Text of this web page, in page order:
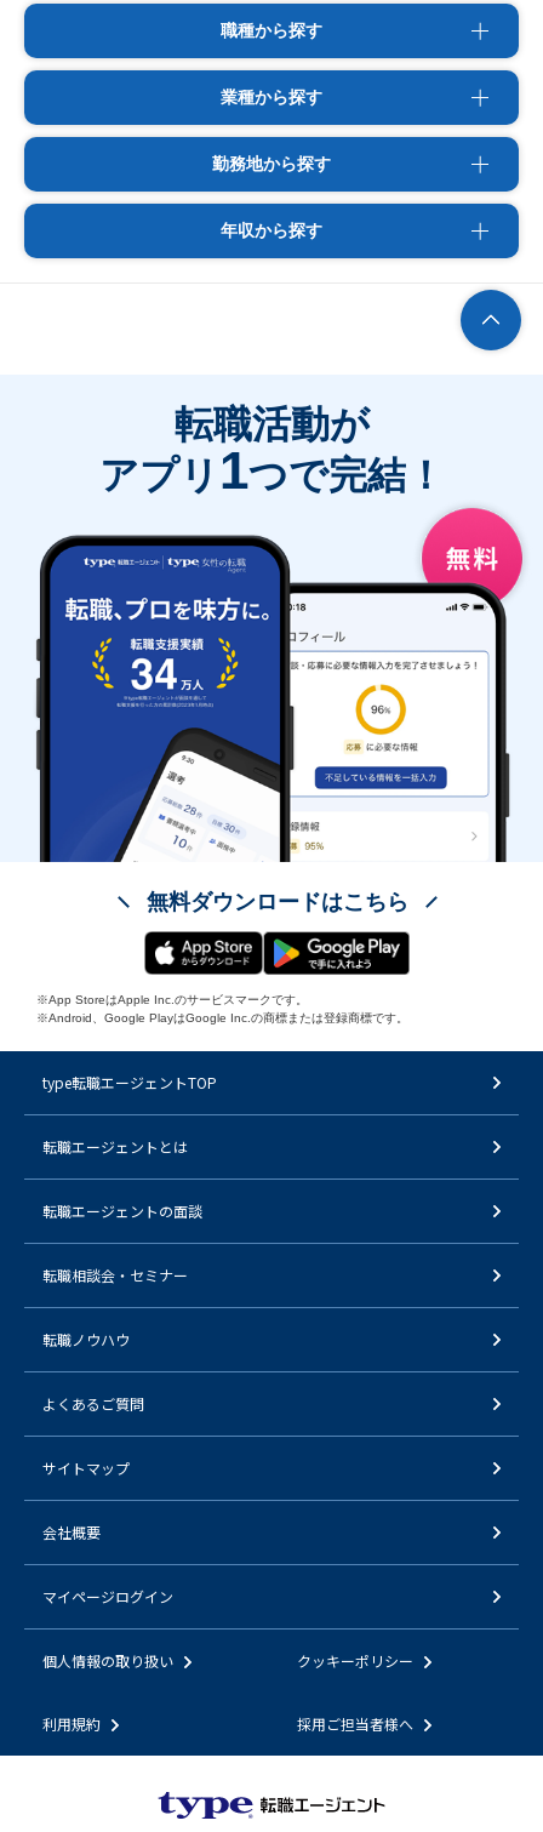
職種から探す
業種から探す
勤務地から探す
年収から探す
転職活動が
アプリ 1つで完結！
無料ダウンロードはこちら
※App StoreはApple Inc.のサービスマークです。
※Android、Google PlayはGoogle Inc.の商標または登録商標です。
type転職エージェントTOP
転職エージェントとは
転職エージェントの面談
転職相談会・セミナー
転職ノウハウ
よくあるご質問
サイトマップ
会社概要
マイページログイン
個人情報の取り扱い クッキーポリシー
利用規約 採用ご担当者様へ